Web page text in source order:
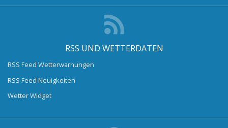
RSS UND WETTERDATEN
RSS Feed Wetterwarnungen
RSS Feed Neuigkeiten
Wetter Widget